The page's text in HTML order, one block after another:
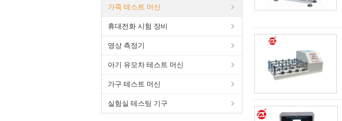
가죽 테스트 머신
휴대전화 시험 장비
영상 측정기
아기 유모차 테스트 머신
가구 테스트 머신
실험실 테스팅 기구